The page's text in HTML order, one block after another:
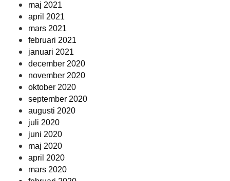
maj 2021
april 2021
mars 2021
februari 2021
januari 2021
december 2020
november 2020
oktober 2020
september 2020
augusti 2020
juli 2020
juni 2020
maj 2020
april 2020
mars 2020